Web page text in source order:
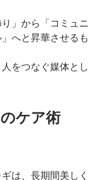
」から「コミュニ
へと昇華させるも
をつなぐ媒体とし
ケア術
は、長期間美しく